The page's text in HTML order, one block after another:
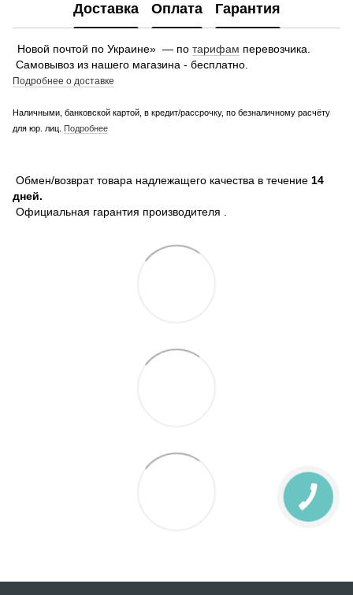
Доставка Оплата Гарантия
Новой почтой по Украине» — по тарифам перевозчика.
Самовывоз из нашего магазина - бесплатно.
Подробнее о доставке
Наличными, банковской картой, в кредит/рассрочку, по безналичному расчёту
для юр. лиц. Подробнее
Обмен/возврат товара надлежащего качества в течение 14
дней.
Официальная гарантия производителя .